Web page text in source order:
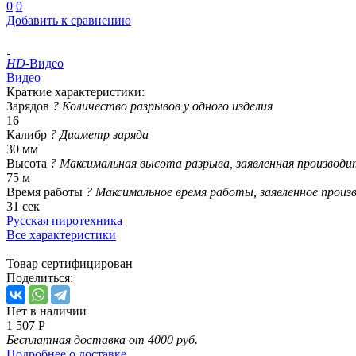
0 0
Добавить к сравнению
HD-Видео
Видео
Краткие характеристики:
Зарядов ? Количество разрывов у одного изделия
16
Калибр ? Диаметр заряда
30 мм
Высота ? Максимальная высота разрыва, заявленная
75 м
Время работы ? Максимальное время работы, заявленное
31 сек
Русская пиротехника
Все характеристики
Товар сертифицирован
Поделиться:
Нет в наличии
1 507 Р
Бесплатная доставка от 4000 руб.